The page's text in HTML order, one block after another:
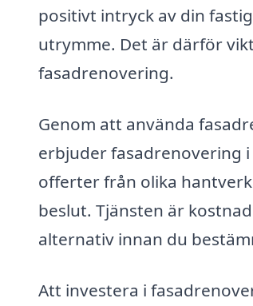
positivt intryck av din
utrymme. Det är därför
fasadrenovering.
Genom att använda
erbjuder fasadrenovering
offerter från olika
beslut. Tjänsten är
alternativ innan du
Att investera i